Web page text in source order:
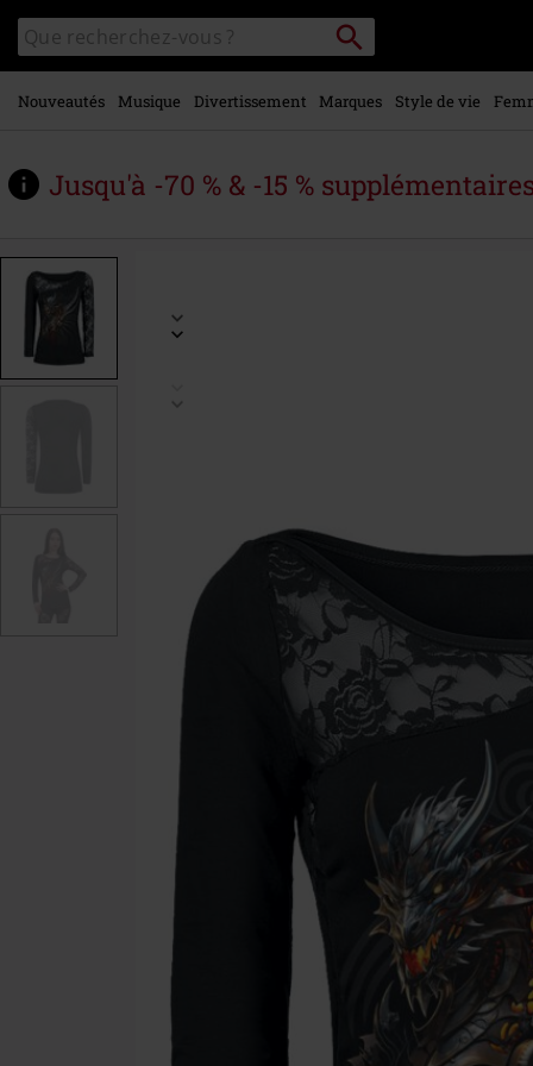
contenu
principal
Rechercher
sur
le
catalogue
Rechercher
Nouveautés Musique Divertissement Marques Style de vie
Jusqu'à -70 % & -15 %
www.large.be/fr/p/razor-
580877.html